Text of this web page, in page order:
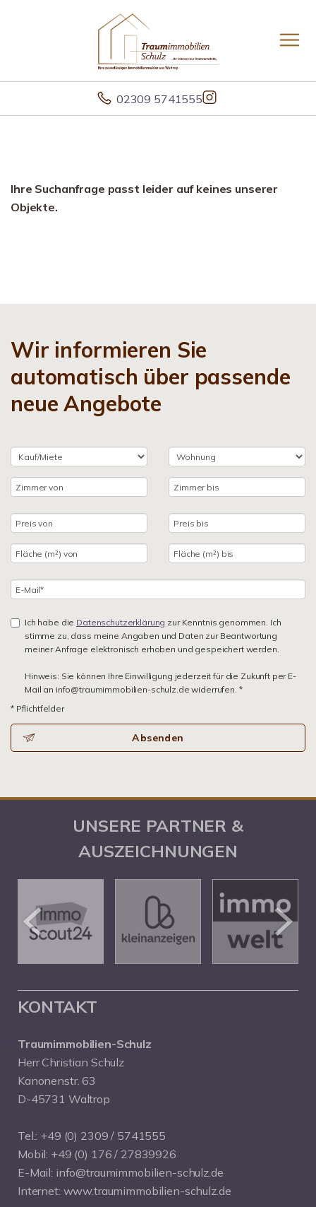
02309 5741555
Ihre Suchanfrage passt leider auf keines unserer
Objekte.
Wir informieren Sie
automatisch über passende
neue Angebote
Ich habe die Datenschutzerklärung zur Kenntnis genommen. Ich
stimme zu, dass meine Angaben und Daten zur Beantwortung
meiner Anfrage elektronisch erhoben und gespeichert werden.
Hinweis: Sie können Ihre Einwilligung jederzeit für die Zukunft per E-
Mail an info@traumimmobilien-schulz.de widerrufen. *
* Pflichtfelder
Absenden
UNSERE PARTNER &
AUSZEICHNUNGEN
KONTAKT
Traumimmobilien-Schulz
Herr Christian Schulz
Kanonenstr. 63
D-45731 Waltrop
Tel.: +49 (0) 2309 / 5741555
Mobil: +49 (0) 176 / 27839926
E-Mail: info@traumimmobilien-schulz.de
Internet: www.traumimmobilien-schulz.de